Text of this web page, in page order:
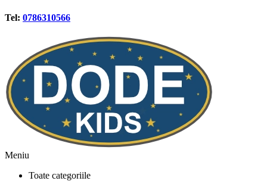
Tel: 0786310566
Meniu
Toate categoriile